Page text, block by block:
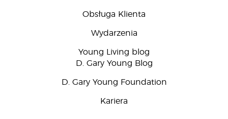
Obsługa Klienta
Wydarzenia
Young Living blog
D. Gary Young Blog
D. Gary Young Foundation
Kariera